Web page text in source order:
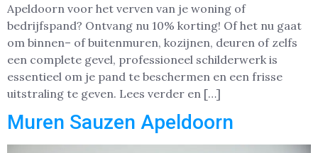
Apeldoorn voor het verven van je woning of
bedrijfspand? Ontvang nu 10% korting! Of het nu gaat
om binnen– of buitenmuren, kozijnen, deuren of zelfs
een complete gevel, professioneel schilderwerk is
essentieel om je pand te beschermen en een frisse
uitstraling te geven. Lees verder en […]
Muren Sauzen Apeldoorn